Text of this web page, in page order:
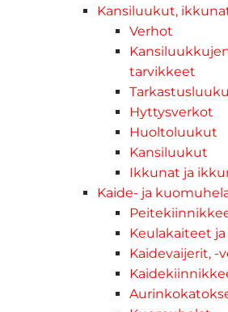
Kansiluukut,
Verhot
tarvikkeet
Hyttysverkot
Huoltoluukut
Kansiluukut
Ikkunat ja
Kaide- ja
Keulakaiteet
Kaidevaijerit, -